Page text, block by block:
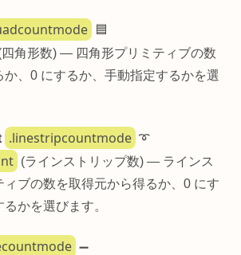
🟦
四角形数) — 四角形プリミティブの数
か、0 にするか、手動指定するかを選
.linestripcountmode ➰
(ラインストリップ数) — ラインス
ィブの数を取得元から得るか、0 にす
かを選びます。
➖